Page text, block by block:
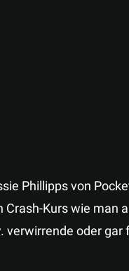
Phillipps von
Crash-Kurs wie
verwirrende oder gar